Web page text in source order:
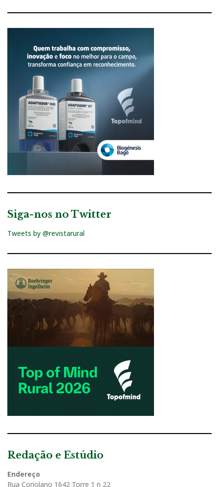
Siga-nos no Twitter
Tweets by @revistarural
Redação e Estúdio
Endereço
Rua Coriolano 1642 Torre 1 n 22